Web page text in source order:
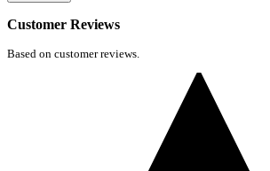
Customer Reviews
Based on customer reviews.